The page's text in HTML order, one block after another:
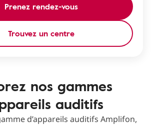
Prenez rendez-vous
Trouvez un centre
nos gammes
auditifs
d’appareils auditifs Amplifon,